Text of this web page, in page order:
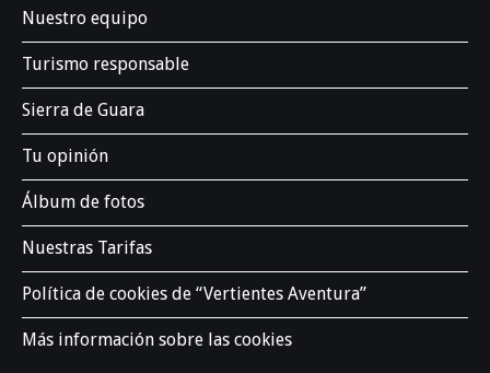
Nuestro equipo
Turismo responsable
Sierra de Guara
Tu opinión
Álbum de fotos
Nuestras Tarifas
Política de cookies de “Vertientes Aventura”
Más información sobre las cookies